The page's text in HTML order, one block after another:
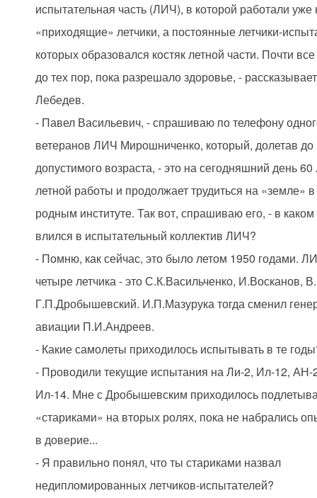
испытательная часть (ЛИЧ), в которой работали уже
«приходящие» летчики, а постоянные летчики-
которых образовался костяк летной части. Почти
до тех пор, пока разрешало здоровье, -
Лебедев.
- Павел Васильевич, - спрашиваю по телефону
ветеранов ЛИЧ Мирошниченко, который, долетав до
допустимого возраста, - это на сегодняшний день
летной работы и продолжает трудиться на «земле»
родным институте. Так вот, спрашиваю его, - в каком
влился в испытательный коллектив ЛИЧ?
- Помню, как сейчас, это было летом 1950 годами.
четыре летчика - это С.К.Васильченко, И.Восканов,
Г.П.Дробышевский. И.П.Мазурука тогда сменил
авиации П.И.Андреев.
- Какие самолеты приходилось испытывать в те
- Проводили текущие испытания на Ли-2, Ил-12, АН-
Ил-14. Мне с Дробышевским приходилось
«стариками» на вторых ролях, пока не набрались
в доверие...
- Я правильно понял, что ты стариками назвал
недипломированных летчиков-испытателей?